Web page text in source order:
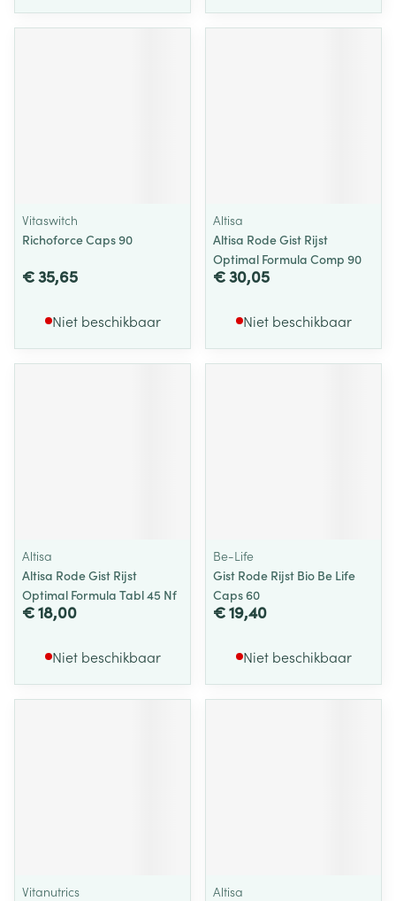
Vitaswitch
Richoforce Caps 90
€ 35,65
Niet beschikbaar
Altisa
Altisa Rode Gist Rijst
Optimal Formula Comp 90
€ 30,05
Niet beschikbaar
Altisa
Altisa Rode Gist Rijst
Optimal Formula Tabl 45 Nf
€ 18,00
Niet beschikbaar
Be-Life
Gist Rode Rijst Bio Be Life
Caps 60
€ 19,40
Niet beschikbaar
Vitanutrics
Altisa